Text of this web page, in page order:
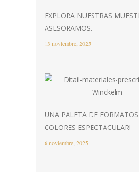
EXPLORA NUESTRAS
ASESORAMOS.
13 noviembre, 2025
UNA PALETA DE
COLORES ESPECTACULAR!
6 noviembre, 2025